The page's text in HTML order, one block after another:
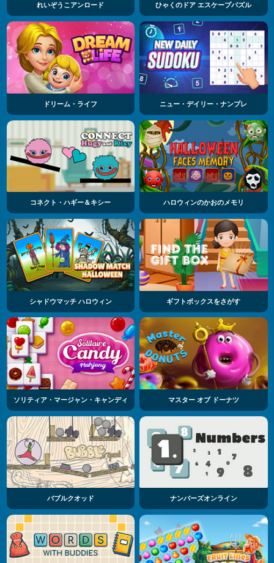
れいぞうこアンロード ひゃくのドア エスケープパズル
ドリーム・ライフ ニュー・デイリー・ナンプレ
コネクト・ハギー＆キシー ハロウィンのかおのメモリ
シャドウマッチ ハロウィン ギフトボックスをさがす
ソリティア・マージャン・キャンディ マスター オブ ドーナツ
バブルクオッド ナンバーズオンライン